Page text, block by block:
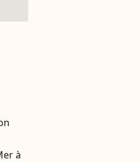
à